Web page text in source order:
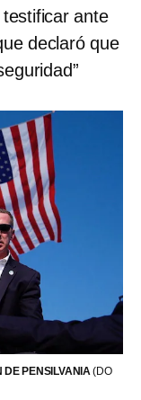
ante
declaró que
DE PENSILVANIA(DO